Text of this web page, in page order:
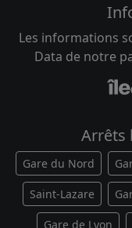
Les informations
Data de notre
Arrêts
Gare du Nord
Saint-Lazare
Gare de Lyon